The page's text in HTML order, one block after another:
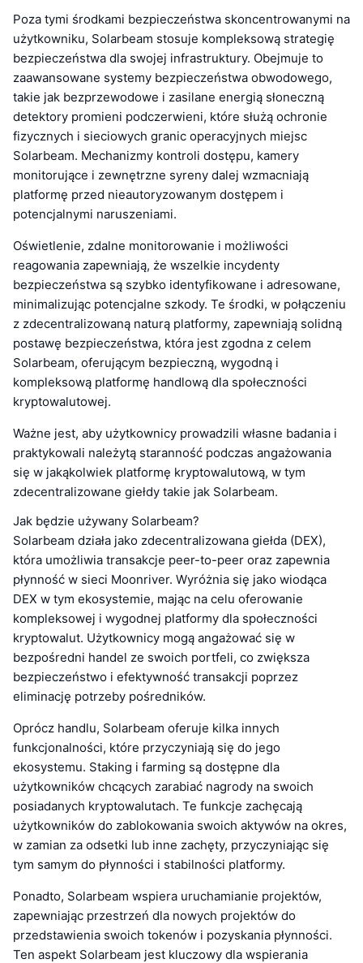
Poza tymi środkami bezpieczeństwa skoncentrowanymi na
użytkowniku, Solarbeam stosuje kompleksową strategię
bezpieczeństwa dla swojej infrastruktury. Obejmuje to
zaawansowane systemy bezpieczeństwa obwodowego,
takie jak bezprzewodowe i zasilane energią słoneczną
detektory promieni podczerwieni, które służą ochronie
fizycznych i sieciowych granic operacyjnych miejsc
Solarbeam. Mechanizmy kontroli dostępu, kamery
monitorujące i zewnętrzne syreny dalej wzmacniają
platformę przed nieautoryzowanym dostępem i
potencjalnymi naruszeniami.
Oświetlenie, zdalne monitorowanie i możliwości
reagowania zapewniają, że wszelkie incydenty
bezpieczeństwa są szybko identyfikowane i adresowane,
minimalizując potencjalne szkody. Te środki, w połączeniu
z zdecentralizowaną naturą platformy, zapewniają solidną
postawę bezpieczeństwa, która jest zgodna z celem
Solarbeam, oferującym bezpieczną, wygodną i
kompleksową platformę handlową dla społeczności
kryptowalutowej.
Ważne jest, aby użytkownicy prowadzili własne badania i
praktykowali należytą staranność podczas angażowania
się w jakąkolwiek platformę kryptowalutową, w tym
zdecentralizowane giełdy takie jak Solarbeam.
Jak będzie używany Solarbeam?
Solarbeam działa jako zdecentralizowana giełda (DEX),
która umożliwia transakcje peer-to-peer oraz zapewnia
płynność w sieci Moonriver. Wyróżnia się jako wiodąca
DEX w tym ekosystemie, mając na celu oferowanie
kompleksowej i wygodnej platformy dla społeczności
kryptowalut. Użytkownicy mogą angażować się w
bezpośredni handel ze swoich portfeli, co zwiększa
bezpieczeństwo i efektywność transakcji poprzez
eliminację potrzeby pośredników.
Oprócz handlu, Solarbeam oferuje kilka innych
funkcjonalności, które przyczyniają się do jego
ekosystemu. Staking i farming są dostępne dla
użytkowników chcących zarabiać nagrody na swoich
posiadanych kryptowalutach. Te funkcje zachęcają
użytkowników do zablokowania swoich aktywów na okres,
w zamian za odsetki lub inne zachęty, przyczyniając się
tym samym do płynności i stabilności platformy.
Ponadto, Solarbeam wspiera uruchamianie projektów,
zapewniając przestrzeń dla nowych projektów do
przedstawienia swoich tokenów i pozyskania płynności.
Ten aspekt Solarbeam jest kluczowy dla wspierania